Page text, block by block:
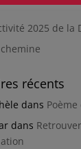
2025 de la
récents
dans
dans